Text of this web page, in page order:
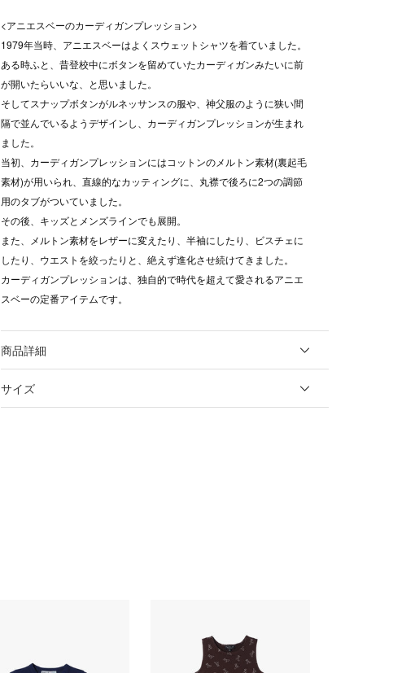
<アニエスベーのカーディガンプレッション>
1979年当時、アニエスベーはよくスウェットシャツを着ていました。
ある時ふと、昔登校中にボタンを留めていたカーディガンみたいに前
が開いたらいいな、と思いました。
そしてスナップボタンがルネッサンスの服や、神父服のように狭い間
隔で並んでいるようデザインし、カーディガンプレッションが生まれ
ました。
当初、カーディガンプレッションにはコットンのメルトン素材(裏起毛
素材)が用いられ、直線的なカッティングに、丸襟で後ろに2つの調節
用のタブがついていました。
その後、キッズとメンズラインでも展開。
また、メルトン素材をレザーに変えたり、半袖にしたり、ビスチェに
したり、ウエストを絞ったりと、絶えず進化させ続けてきました。
カーディガンプレッションは、独自的で時代を超えて愛されるアニエ
スベーの定番アイテムです。
商品詳細
サイズ